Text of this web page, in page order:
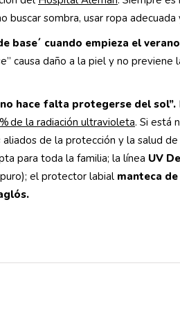
buscar sombra, usar ropa
base´ cuando empieza el
causa daño a la piel y no
hace falta protegerse del sol”.
de la radiación ultravioleta. Si está
de la protección y la salud
para toda la familia; la línea UV
el protector labial manteca